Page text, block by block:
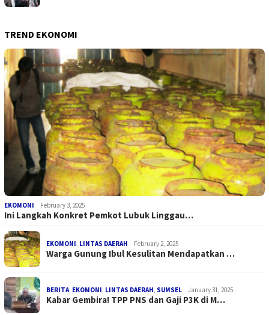
TREND EKONOMI
EKOMONI February 3, 2025
Ini Langkah Konkret Pemkot Lubuk Linggau…
EKOMONI LINTAS DAERAH February 2, 2025
Warga Gunung Ibul Kesulitan Mendapatkan …
BERITA EKOMONI LINTAS DAERAH SUMSEL January 31, 2025
Kabar Gembira! TPP PNS dan Gaji P3K di M…